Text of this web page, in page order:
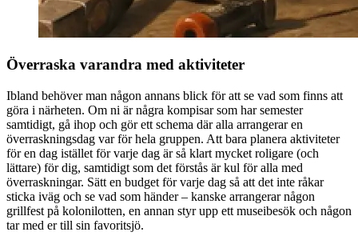
Överraska varandra med aktiviteter
Ibland behöver man någon annans blick för att se vad som finns att
göra i närheten. Om ni är några kompisar som har semester
samtidigt, gå ihop och gör ett schema där alla arrangerar en
överraskningsdag var för hela gruppen. Att bara planera aktiviteter
för en dag istället för varje dag är så klart mycket roligare (och
lättare) för dig, samtidigt som det förstås är kul för alla med
överraskningar. Sätt en budget för varje dag så att det inte råkar
sticka iväg och se vad som händer – kanske arrangerar någon
grillfest på kolonilotten, en annan styr upp ett museibesök och någon
tar med er till sin favoritsjö.